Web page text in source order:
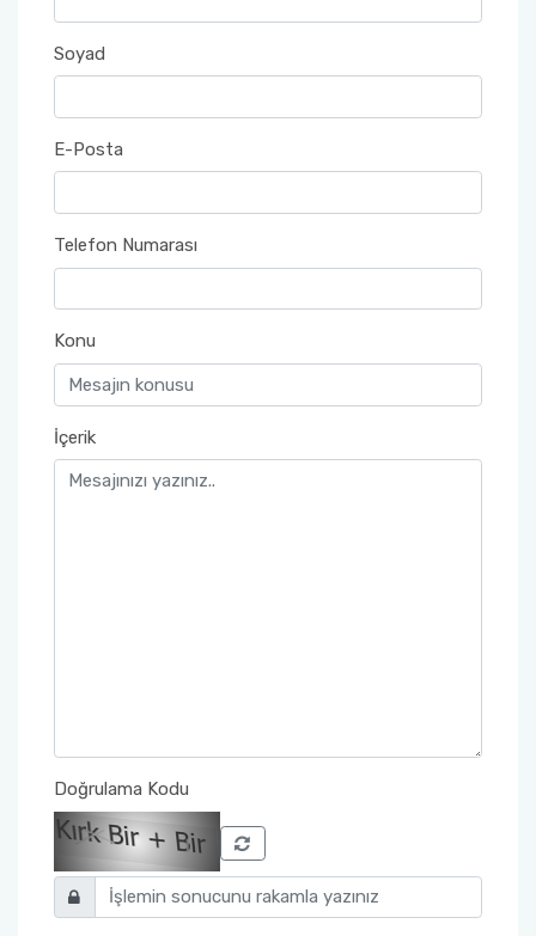
Soyad
E-Posta
Telefon Numarası
Konu
İçerik
Doğrulama Kodu
Müfredatlar